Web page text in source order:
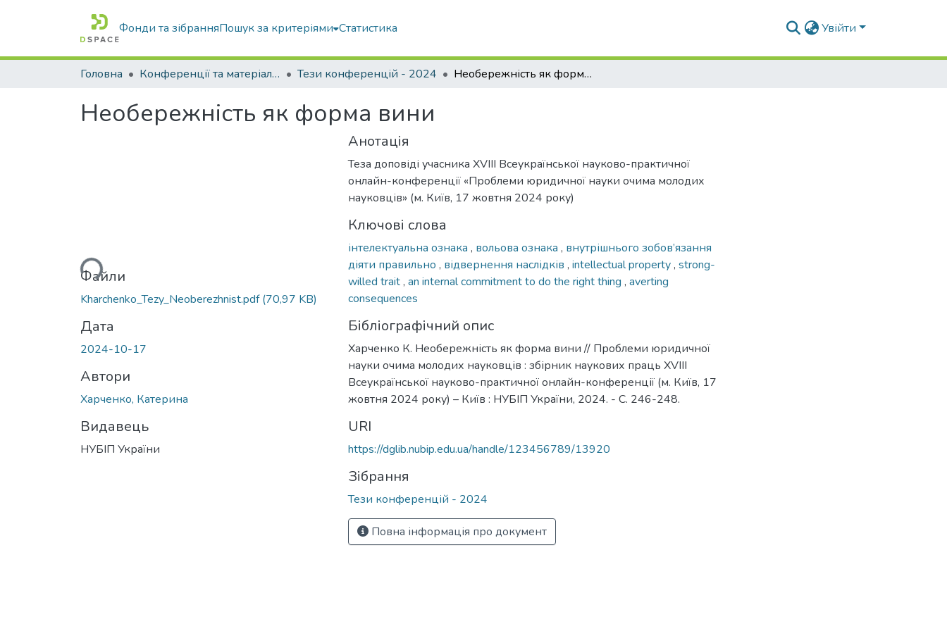
Фонди та зібранняПошук за критеріями Статистика Увійти
Головна Конференції та матеріали конференцій Тези конференцій - 2024 Необережність як форма вини
Необережність як форма вини
Вантажиться...Файли
Kharchenko_Tezy_Neoberezhnist.pdf(70,97 KB)
Дата
2024-10-17
Автори
Харченко, Катерина
Видавець
НУБІП України
Анотація
Теза доповіді учасника XVIII Всеукраїнської науково-практичної
онлайн-конференції «Проблеми юридичної науки очима молодих
науковців» (м. Київ, 17 жовтня 2024 року)
Ключові слова
інтелектуальна ознака , вольова ознака , внутрішнього зобов’язання
діяти правильно , відвернення наслідків , intellectual property, strong-
willed trait, an internal commitment to do the right thing , averting
consequences
Бібліографічний опис
Харченко К. Необережність як форма вини // Проблеми юридичної
науки очима молодих науковців : збірник наукових праць XVIII
Всеукраїнської науково-практичної онлайн-конференції (м. Київ, 17
жовтня 2024 року) – Київ : НУБІП України, 2024. - С. 246-248.
URI
https://dglib.nubip.edu.ua/handle/123456789/13920
Зібрання
Тези конференцій - 2024
Повна інформація про документ